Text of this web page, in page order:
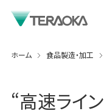
ホーム 食品製造・加工
“高速ライン